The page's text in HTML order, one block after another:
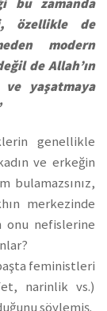
bu zamanda
özellikle de
modern
de Allah’ın
yaşatmaya
genellikle
ve erkeğin
bulamazsınız,
merkezinde
onu nefislerine
feministleri
narinlik vs.)
söylemiş.